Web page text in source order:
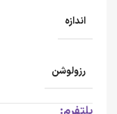
اندازه
رزولوشن